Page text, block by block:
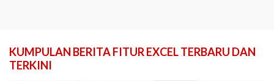
KUMPULAN BERITA FITUR EXCEL TERBARU DAN
TERKINI